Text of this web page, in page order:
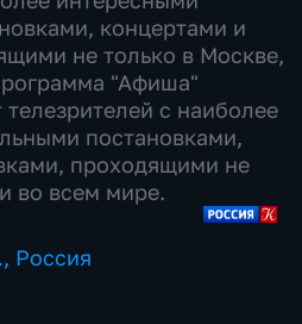
концертами и
не только в Москве,
"Афиша"
с наиболее
постановками,
проходящими не
во всем мире.
, Россия